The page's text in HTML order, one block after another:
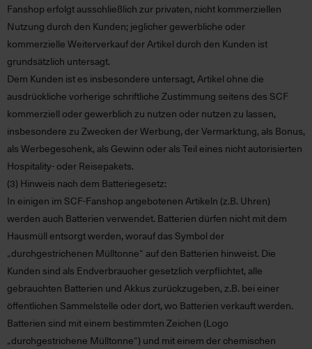
Fanshop erfolgt ausschließlich zur privaten, nicht kommerziellen
Nutzung durch den Kunden; jeglicher gewerbliche oder
kommerzielle Weiterverkauf der Artikel durch den Kunden ist
grundsätzlich untersagt.
Dem Kunden ist es insbesondere untersagt, Artikel ohne die
ausdrückliche vorherige schriftliche Zustimmung seitens des SCF
kommerziell oder gewerblich zu nutzen oder nutzen zu lassen,
insbesondere zu Zwecken der Werbung, der Vermarktung, als Bonus,
als Werbegeschenk, als Gewinn oder als Teil eines nicht autorisierten
Hospitality- oder Reisepakets.
(3) Hinweis nach dem Batteriegesetz:
In einigen im SCF-Fanshop angebotenen Artikeln (z.B. Uhren)
werden auch Batterien verwendet. Batterien dürfen nicht mit dem
Hausmüll entsorgt werden, worauf das Symbol der
„durchgestrichenen Mülltonne“ auf den Batterien hinweist. Die
Kunden sind als Endverbraucher gesetzlich verpflichtet, alle
gebrauchten Batterien und Akkus zurückzugeben, z.B. bei einer
öffentlichen Sammelstelle oder dort, wo Batterien verkauft werden.
Batterien sind mit einem bestimmten Zeichen (Logo
„durchgestrichene Mülltonne“) und mit einem der chemischen